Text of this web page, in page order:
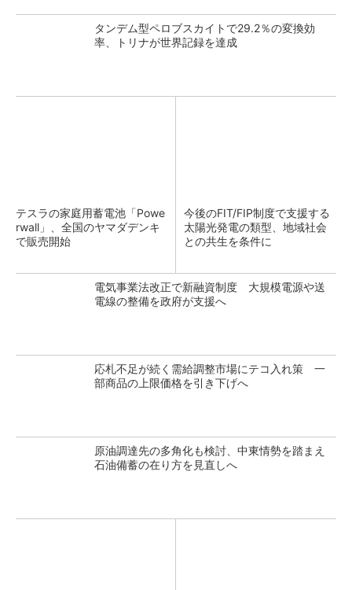
タンデム型ペロブスカイトで29.2％の変換効
率、トリナが世界記録を達成
テスラの家庭用蓄電池「Powe
rwall」、全国のヤマダデンキ
で販売開始
今後のFIT/FIP制度で支援する
太陽光発電の類型、地域社会
との共生を条件に
電気事業法改正で新融資制度 大規模電源や送
電線の整備を政府が支援へ
応札不足が続く需給調整市場にテコ入れ策 一
部商品の上限価格を引き下げへ
原油調達先の多角化も検討、中東情勢を踏まえ
石油備蓄の在り方を見直しへ